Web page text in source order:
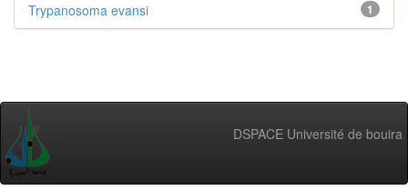
1
Trypanosoma evansi
DSPACE Université de bouira